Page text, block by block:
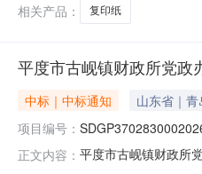
相关产品：
复印纸
平度市古岘镇财政所党政
中标｜中标通知 山东省｜
项目编号：
正文内容： 平度市古岘镇财政所